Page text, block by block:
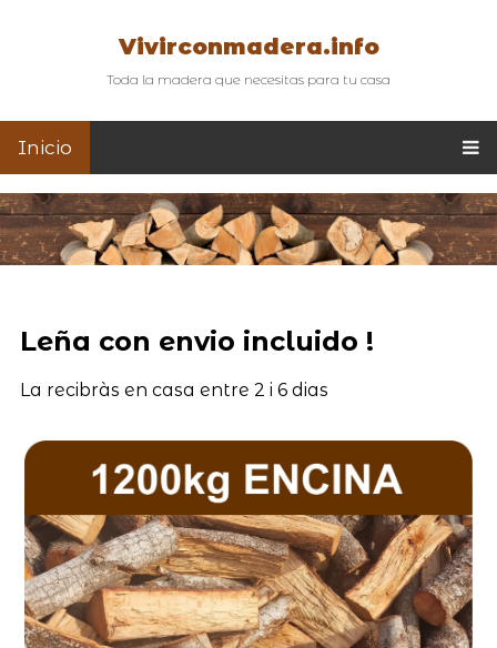
Vivirconmadera.info
Toda la madera que necesitas para tu casa
Inicio
Leña con envio incluido !
La recibràs en casa entre 2 i 6 dias